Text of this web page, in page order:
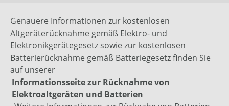
Genauere Informationen zur kostenlosen
Altgeräterücknahme gemäß Elektro- und
Elektronikgerätegesetz sowie zur kostenlosen
Batterierücknahme gemäß Batteriegesetz finden Sie
auf unserer
Informationsseite zur Rücknahme von
Elektroaltgeräten und Batterien